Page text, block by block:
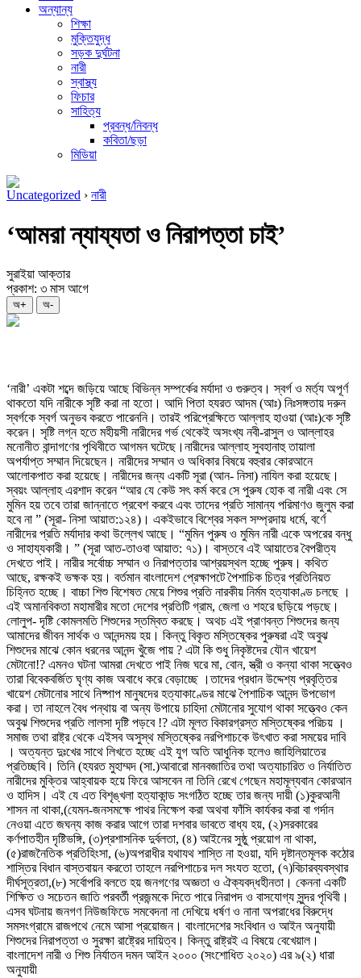
অন্যান্য
শিক্ষা
মুক্তিযুদ্ধ
সড়ক দুর্ঘটনা
নারী
স্বাস্থ্য
ফিচার
সাহিত্য
প্রবন্ধ/নিবন্ধ
কবিতা/ছড়া
মিডিয়া
Uncategorized › নারী
‘আমরা ন্যায্যতা ও নিরাপত্তা চাই’
সুরাইয়া আক্তার
প্রকাশ: ৩ মাস আগে
অ+ অ-
‘নারী’ একটা শব্দে জড়িয়ে আছে বিভিন্ন সম্পর্কের মর্যাদা ও গুরুত্ব। স্বর্গ ও মর্ত্য অপূর্ণ
থাকতো যদি নারীকে সৃষ্টি করা না হতো। আদি পিতা হযরত আদম (আঃ) নিঃসঙ্গতায় দরুন
স্বর্গকে স্বর্গ অনুভব করতে পারেননি। তারই পরিপ্রেক্ষিতে আল্লাহ হাওয়া (আঃ)কে সৃষ্টি
করেন। সৃষ্টি লগ্ন হতে মহীয়সী নারীদের গর্ভ থেকেই অসংখ্য নবী-রাসুল ও আল্লাহর
মনোনীত বান্দাগণের পৃথিবীতে আগমন ঘটেছে।নারীদের আল্লাহ সুবহানাহু তায়ালা
অপর্যাপ্ত সম্মান দিয়েছেন। নারীদের সম্মান ও অধিকার বিষয়ে বহুবার কোরআনে
আলোকপাত করা হয়েছে। নারীদের জন্য একটি সূরা (আন- নিসা) নাযিল করা হয়েছে।
স্বয়ং আল্লাহ এরশাদ করেন “আর যে কেউ সৎ কর্ম করে সে পুরুষ হোক বা নারী এবং সে
মুমিন হয় তবে তারা জান্নাতে প্রবেশ করবে এবং তাদের প্রতি সামান্য পরিমাণও জুলুম করা
হবে না ” (সূরা- নিসা আয়াত:১২৪)। একইভাবে বিশ্বের সকল সম্প্রদায় ধর্মে, বর্ণে
নারীদের প্রতি মর্যাদার কথা উল্লেখ আছে। “মুমিন পুরুষ ও মুমিন নারী একে অপরের বন্ধু
ও সাহায্যকারী। ” (সূরা আত-তাওবা আয়াত: ৭১)। বাস্তবে এই আয়াতের বৈপরীত্য
দেখতে পাই। নারীর সর্বোচ্চ সম্মান ও নিরাপত্তার আশ্রয়স্থল হচ্ছে পুরুষ। কথিত
আছে, রক্ষকই ভক্ষক হয়। বর্তমান বাংলাদেশ প্রেক্ষাপটে পৈশাচিক চিত্র প্রতিনিয়ত
চিহ্নিত হচ্ছে। বাচ্চা শিশু বিশেষত মেয়ে শিশুর প্রতি নারকীয় নির্মম হত্যাকাণ্ড চলছে ।
এই অমানবিকতা মহামারীর মতো দেশের প্রতিটি গ্রাম, জেলা ও শহরে ছড়িয়ে পড়ছে।
লোলুপ- দৃষ্টি কোমলমতি শিশুদের স্তম্বিত করছে। অথচ এই প্রাণবন্ত শিশুদের জন্য
আমাদের জীবন সার্থক ও আনন্দময় হয়। কিন্তু বিকৃত মস্তিষ্কের পুরুষরা এই অবুঝ
শিশুদের মাঝে কোন ধরনের আনন্দ খুঁজে পায় ? এটা কি শুধু নিকৃষ্টদের যৌন খায়েশ
মেটানো!? এমনও ঘটনা আমরা দেখতে পাই নিজ ঘরে মা, বোন, স্ত্রী ও কন্যা থাকা সত্ত্বেও
তারা বিবেকবর্জিত ঘৃণ্য কাজ অবাধে করে বেড়াচ্ছে ।তাদের প্রধান উদ্দেশ্য প্রবৃত্তির
খায়েশ মেটানোর সাথে নিষ্পাপ মানুষদের হত্যাকাণ্ডের মাঝে পৈশাচিক আনন্দ উপভোগ
করা। তা নাহলে বৈধ পন্থায় বা অন্য উপায়ে চাহিদা মেটানোর সুযোগ থাকা সত্ত্বেও কেন
অবুঝ শিশুদের প্রতি লালসা দৃষ্টি পড়বে !? এটা মূলত বিকারগ্রস্ত মস্তিষ্কের পরিচয় ।
সমাজ তথা রাষ্ট্র থেকে এইসব অসুস্থ মস্তিষ্কের নরপিশাচকে উৎখাত করা সময়ের দাবি
। অত্যন্ত দুঃখের সাথে লিখতে হচ্ছে এই যুগ অতি আধুনিক হলেও জাহিলিয়াতের
প্রতিচ্ছবি। তিনি (হযরত মুহাম্মদ (সা.)আবারো মানবজাতির তথা অত্যাচারিত ও নির্যাতিত
নারীদের মুক্তির আহ্বায়ক হয়ে ফিরে আসবেন না তিনি রেখে গেছেন মহামূল্যবান কোরআন
ও হাদিস। এই যে এত বিশৃঙ্খলা হত্যাকান্ড সংগঠিত হচ্ছে তার জন্য দায়ী (১)কুরআনী
শাসন না থাকা,(যেমন-জনসমক্ষে পাথর নিক্ষেপ করা অথবা ফাঁসি কার্যকর করা বা গর্দান
নেওয়া এতে জঘন্য কাজ করার আগে তারা দশবার ভাবতে বাধ্য হয়, (২)সরকারের
কর্ণপাতহীন দৃষ্টিভঙ্গি, (৩)প্রশাসনিক দুর্বলতা, (৪) আইনের সুষ্ঠু প্রয়োগ না থাকা,
(৫)রাজনৈতিক প্রতিহিংসা, (৬)অপরাধীর যথাযথ শাস্তি না হওয়া, যদি দৃষ্টান্তমূলক কঠোর
শাস্তির বিধান বাস্তবায়ন করতো তাহলে নরপিশাচের দল সংযত হতো, (৭)বিচারব্যবস্থার
দীর্ঘসূত্রতা,(৮) সর্বোপরি বলতে হয় জনগণের অজ্ঞতা ও ঐক্যবদ্ধহীনতা। কেননা একটি
শিক্ষিত ও সচেতন জাতি পরবর্তী প্রজন্মকে দিতে পারে নিরাপদ ও বাসযোগ্য সুন্দর পৃথিবী।
এসব ঘটনায় জনগণ নিউজফিডে সমবেদনা না দেখিয়ে ধর্ষণ ও নানা অপরাধের বিরুদ্ধে
সমসংগ্রামে রাজপথে নেমে আসা প্রয়োজন। বাংলাদেশের সংবিধান ও আইন অনুযায়ী
শিশুদের নিরাপত্তা ও সুরক্ষা রাষ্ট্রের দায়িত্ব। কিন্তু রাষ্ট্রই এ বিষয়ে বেখেয়াল।
বাংলাদেশ নারী ও শিশু নির্যাতন দমন আইন ২০০০ (সংশোধিত ২০২০) এর ৯(২) ধারা
অনুযায়ী